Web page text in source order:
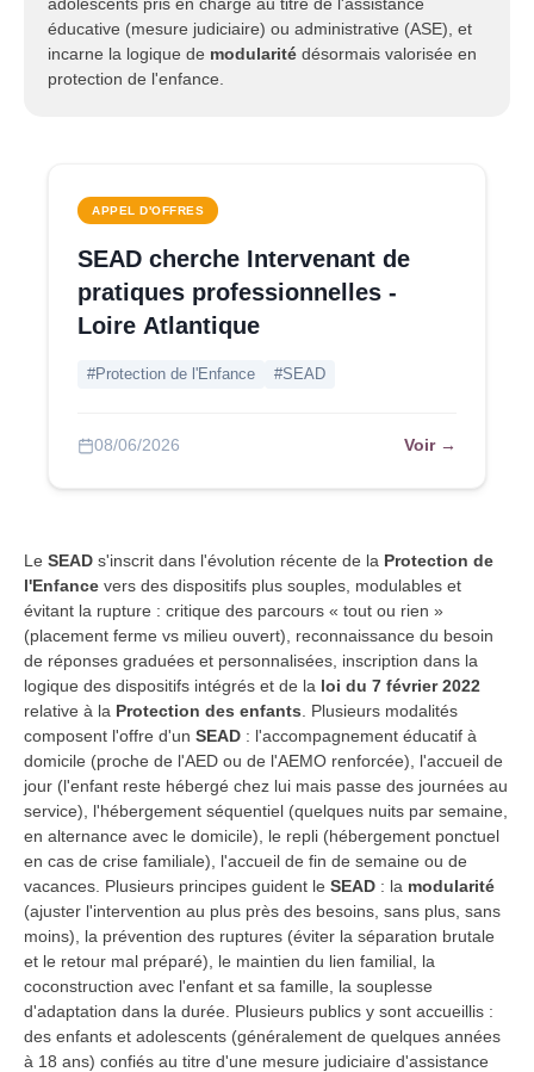
éducative (mesure judiciaire) ou administrative (ASE), et
incarne la logique de modularité désormais valorisée en
protection de l'enfance.
APPEL D'OFFRES
SEAD cherche Intervenant de
pratiques professionnelles -
Loire Atlantique
#Protection de l'Enfance #SEAD
08/06/2026 Voir →
Le SEAD s'inscrit dans l'évolution récente de la Protection de
l'Enfance vers des dispositifs plus souples, modulables et
évitant la rupture : critique des parcours « tout ou rien »
(placement ferme vs milieu ouvert), reconnaissance du besoin
de réponses graduées et personnalisées, inscription dans la
logique des dispositifs intégrés et de la loi du 7 février 2022
relative à la Protection des enfants . Plusieurs modalités
composent l'offre d'un SEAD : l'accompagnement éducatif à
domicile (proche de l'AED ou de l'AEMO renforcée), l'accueil de
jour (l'enfant reste hébergé chez lui mais passe des journées au
service), l'hébergement séquentiel (quelques nuits par semaine,
en alternance avec le domicile), le repli (hébergement ponctuel
en cas de crise familiale), l'accueil de fin de semaine ou de
vacances. Plusieurs principes guident le SEAD : la modularité
(ajuster l'intervention au plus près des besoins, sans plus, sans
moins), la prévention des ruptures (éviter la séparation brutale
et le retour mal préparé), le maintien du lien familial, la
coconstruction avec l'enfant et sa famille, la souplesse
d'adaptation dans la durée. Plusieurs publics y sont accueillis :
des enfants et adolescents (généralement de quelques années
à 18 ans) confiés au titre d'une mesure judiciaire d'assistance